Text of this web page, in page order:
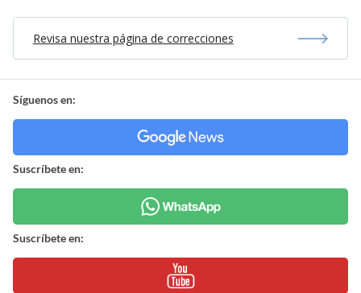
Revisa nuestra página de correcciones
Síguenos en:
Suscríbete en:
Suscríbete en: